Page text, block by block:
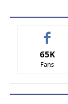
65K
Fans